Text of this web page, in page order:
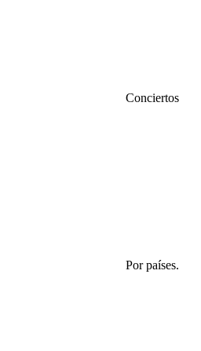
Conciertos
Por países.